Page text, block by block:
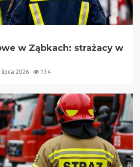
w Ząbkach: strażacy w
lipca 2026 134